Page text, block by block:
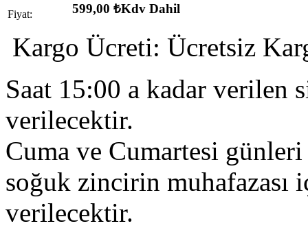
Fiyat: 599,00 ₺Kdv Dahil
Kargo Ücreti: Ücretsiz
Saat 15:00 a kadar verilen
verilecektir.
Cuma ve Cumartesi
soğuk zincirin muhafazası
verilecektir.